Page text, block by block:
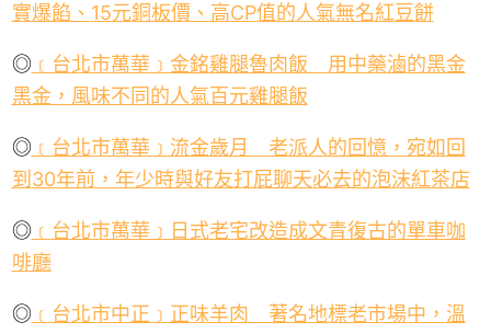
實爆餡、 15元銅板價、高CP值的人氣無名紅豆餅
◎ ﹝ 台北市萬華﹞金銘雞腿魯肉飯 用中藥滷的黑金
黑金，風味不同的人氣百元雞腿飯
◎ ﹝ 台北市萬華﹞流金歲月 老派人的回憶，宛如回
到 30年前，年少時與好友打屁聊天必去的泡沫紅茶店
◎ ﹝ 台北市萬華﹞日式老宅改造成文青復古的單車咖
啡廳
◎ ﹝台北市中正﹞正味羊肉 著名地標老市場中，溫